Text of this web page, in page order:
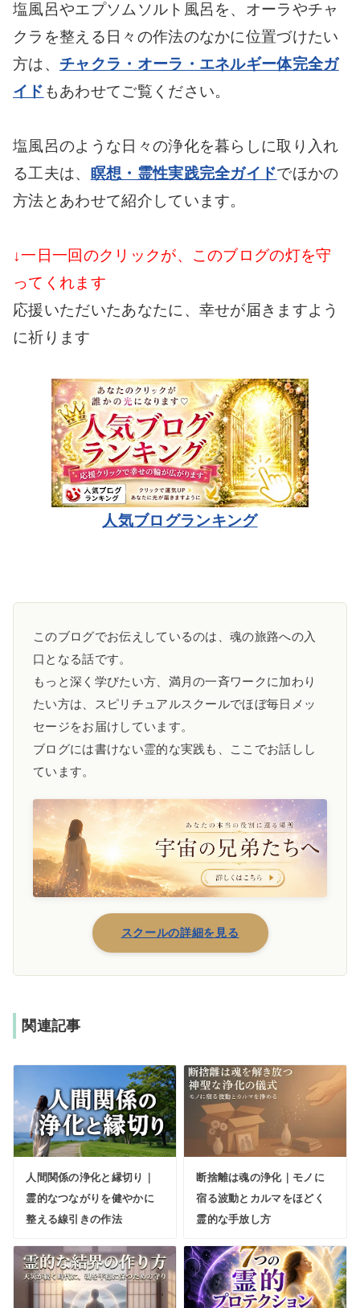
塩風呂やエプソムソルト風呂を、オーラやチャ
クラを整える日々の作法のなかに位置づけたい
方は、 チャクラ・オーラ・エネルギー体完全ガ
イド もあわせてご覧ください。
塩風呂のような日々の浄化を暮らしに取り入れ
る工夫は、 瞑想・霊性実践完全ガイドでほかの
方法とあわせて紹介しています。
↓一日一回のクリックが、このブログの灯を守
ってくれます
応援いただいたあなたに、幸せが届きますよう
に祈ります
人気ブログランキング
このブログでお伝えしているのは、魂の旅路への入
口となる話です。
もっと深く学びたい方、満月の一斉ワークに加わり
たい方は、スピリチュアルスクールでほぼ毎日メッ
セージをお届けしています。
ブログには書けない霊的な実践も、ここでお話しし
ています。
スクールの詳細を見る
関連記事
人間関係の浄化と縁切り｜
霊的なつながりを健やかに
整える線引きの作法
断捨離は魂の浄化｜モノに
宿る波動とカルマをほどく
霊的な手放し方